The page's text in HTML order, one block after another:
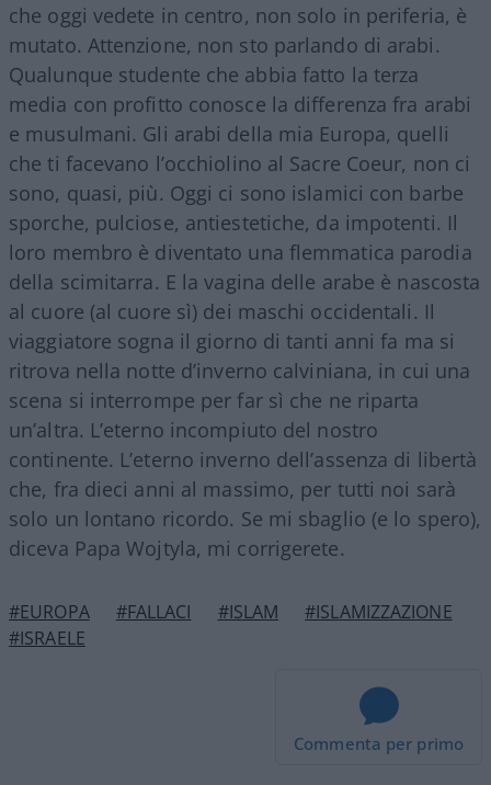
che oggi vedete in centro, non solo in periferia, è
mutato. Attenzione, non sto parlando di arabi.
Qualunque studente che abbia fatto la terza
media con profitto conosce la differenza fra arabi
e musulmani. Gli arabi della mia Europa, quelli
che ti facevano l’occhiolino al Sacre Coeur, non ci
sono, quasi, più. Oggi ci sono islamici con barbe
sporche, pulciose, antiestetiche, da impotenti. Il
loro membro è diventato una flemmatica parodia
della scimitarra. E la vagina delle arabe è nascosta
al cuore (al cuore sì) dei maschi occidentali. Il
viaggiatore sogna il giorno di tanti anni fa ma si
ritrova nella notte d’inverno calviniana, in cui una
scena si interrompe per far sì che ne riparta
un’altra. L’eterno incompiuto del nostro
continente. L’eterno inverno dell’assenza di libertà
che, fra dieci anni al massimo, per tutti noi sarà
solo un lontano ricordo. Se mi sbaglio (e lo spero),
diceva Papa Wojtyla, mi corrigerete.
#EUROPA #FALLACI #ISLAM
#ISLAMIZZAZIONE
#ISRAELE
Commenta per primo